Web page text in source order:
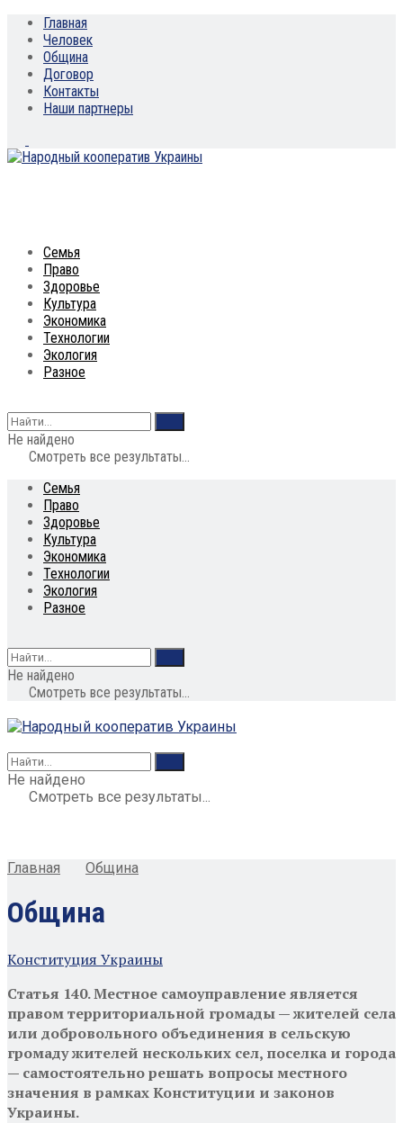
Главная
Человек
Община
Договор
Контакты
Наши партнеры
Семья
Право
Здоровье
Культура
Экономика
Технологии
Экология
Разное
Не найдено
Смотреть все результаты...
Семья
Право
Здоровье
Культура
Экономика
Технологии
Экология
Разное
Не найдено
Смотреть все результаты...
Не найдено
Смотреть все результаты...
Главная Община
Община
Конституция Украины
Статья 140.Местное самоуправление является
правом территориальной громады — жителей села
или добровольного объединения в сельскую
громаду жителей нескольких сел, поселка и города
— самостоятельно решать вопросы местного
значения в рамках Конституции и законов
Украины.